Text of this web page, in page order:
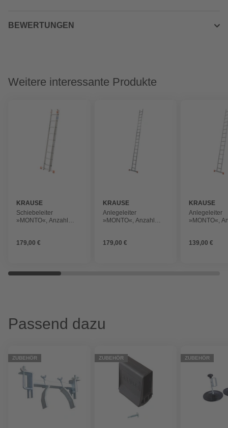
BEWERTUNGEN
Weitere interessante Produkte
KRAUSE
Schiebeleiter
»MONTO«, Anzahl
179,00 €
KRAUSE
Anlegeleiter
»MONTO«, Anzahl
179,00 €
KRAUSE
Anlegeleiter
»MONTO«,
139,00 €
Passend dazu
ZUBEHÖR ZUBEHÖR ZUBEHÖR